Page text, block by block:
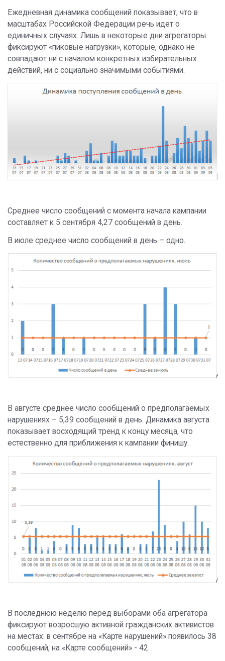
Ежедневная динамика сообщений показывает, что в
масштабах Российской Федерации речь идет о
единичных случаях. Лишь в некоторые дни агрегаторы
фиксируют «пиковые нагрузки», которые, однако не
совпадают ни с началом конкретных избирательных
действий, ни с социально значимыми событиями.
Среднее число сообщений с момента начала кампании
составляет к 5 сентября 4,27 сообщений в день.
В июле среднее число сообщений в день – одно.
В августе среднее число сообщений о предполагаемых
нарушениях – 5,39 сообщений в день. Динамика августа
показывает восходящий тренд к концу месяца, что
естественно для приближения к кампании финишу.
В последнюю неделю перед выборами оба агрегатора
фиксируют возросшую активной гражданских активистов
на местах: в сентябре на «Карте нарушений» появилось 38
сообщений, на «Карте сообщений» - 42.